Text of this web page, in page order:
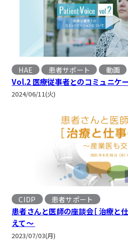
HAE 患者サポート
, 動画
Vol.2 医療従事者とのコミュニケ
2024/06/11(火)
CIDP 患者サポート
患者さんと医師の座談会［ 治療と
えて〜
2023/07/03(月)